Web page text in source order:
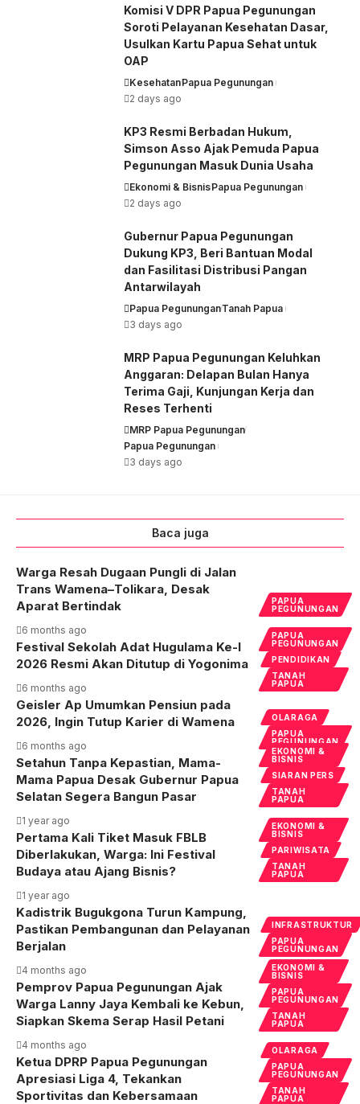
Komisi V DPR Papua Pegunungan
Soroti Pelayanan Kesehatan Dasar,
Usulkan Kartu Papua Sehat untuk
OAP
KesehatanPapua Pegunungan
2 days ago
KP3 Resmi Berbadan Hukum,
Simson Asso Ajak Pemuda Papua
Pegunungan Masuk Dunia Usaha
Ekonomi & BisnisPapua Pegunungan
2 days ago
Gubernur Papua Pegunungan
Dukung KP3, Beri Bantuan Modal
dan Fasilitasi Distribusi Pangan
Antarwilayah
Papua PegununganTanah Papua
3 days ago
MRP Papua Pegunungan Keluhkan
Anggaran: Delapan Bulan Hanya
Terima Gaji, Kunjungan Kerja dan
Reses Terhenti
MRP Papua Pegunungan
Papua Pegunungan
3 days ago
Baca juga
PAPUA
PEGUNUNGAN
Warga Resah Dugaan Pungli di Jalan
Trans Wamena–Tolikara, Desak
Aparat Bertindak
6 months ago
PAPUA
PEGUNUNGAN
PENDIDIKAN
TANAH
PAPUA
Festival Sekolah Adat Hugulama Ke-I
2026 Resmi Akan Ditutup di Yogonima
6 months ago
OLARAGA
PAPUA
PEGUNUNGAN
Geisler Ap Umumkan Pensiun pada
2026, Ingin Tutup Karier di Wamena
6 months ago
EKONOMI &
BISNIS
SIARAN PERS
TANAH
PAPUA
Setahun Tanpa Kepastian, Mama-
Mama Papua Desak Gubernur Papua
Selatan Segera Bangun Pasar
1 year ago
EKONOMI &
BISNIS
PARIWISATA
TANAH
PAPUA
Pertama Kali Tiket Masuk FBLB
Diberlakukan, Warga: Ini Festival
Budaya atau Ajang Bisnis?
1 year ago
INFRASTRUKTUR
PAPUA
PEGUNUNGAN
Kadistrik Bugukgona Turun Kampung,
Pastikan Pembangunan dan Pelayanan
Berjalan
4 months ago
EKONOMI &
BISNIS
PAPUA
PEGUNUNGAN
TANAH
PAPUA
Pemprov Papua Pegunungan Ajak
Warga Lanny Jaya Kembali ke Kebun,
Siapkan Skema Serap Hasil Petani
4 months ago
OLARAGA
PAPUA
PEGUNUNGAN
TANAH
PAPUA
Ketua DPRP Papua Pegunungan
Apresiasi Liga 4, Tekankan
Sportivitas dan Kebersamaan